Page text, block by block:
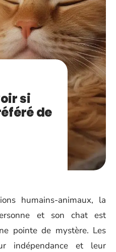
si
de
humains-animaux, la
et son chat est
pointe de mystère. Les
indépendance et leur